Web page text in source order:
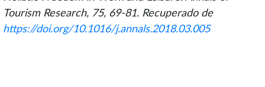
Tourism Research, 75, 69-81. Recuperado de
https://doi.org/10.1016/j.annals.2018.03.005